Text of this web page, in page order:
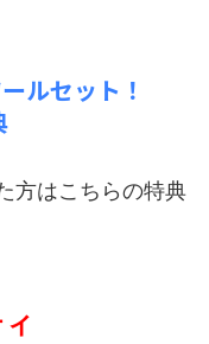
ルセット！
方はこちらの特典